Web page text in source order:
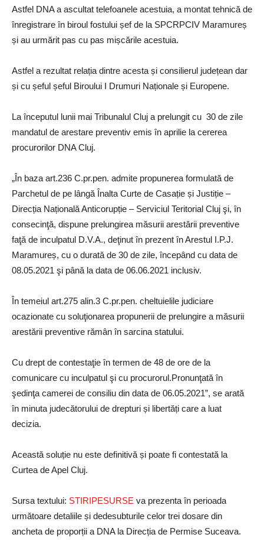
Astfel DNA a ascultat telefoanele acestuia, a montat tehnică de
înregistrare în biroul fostului șef de la SPCRPCIV Maramureș
și au urmărit pas cu pas mișcările acestuia.
Astfel a rezultat relația dintre acesta și consilierul județean dar
și cu șeful șeful Biroului I Drumuri Naționale și Europene.
La începutul lunii mai Tribunalul Cluj a prelungit cu 30 de zile
mandatul de arestare preventiv emis în aprilie la cererea
procurorilor DNA Cluj.
„În baza art.236 C.pr.pen. admite propunerea formulată de
Parchetul de pe lângă Înalta Curte de Casație și Justiție –
Direcția Națională Anticorupție – Serviciul Teritorial Cluj şi, în
consecinţă, dispune prelungirea măsurii arestării preventive
faţă de inculpatul D.V.A., deţinut în prezent în Arestul I.P.J.
Maramureș, cu o durată de 30 de zile, începând cu data de
08.05.2021 şi până la data de 06.06.2021 inclusiv.
În temeiul art.275 alin.3 C.pr.pen. cheltuielile judiciare
ocazionate cu soluţionarea propunerii de prelungire a măsurii
arestării preventive rămân în sarcina statului.
Cu drept de contestaţie în termen de 48 de ore de la
comunicare cu inculpatul şi cu procurorul.Pronunţată în
şedinţa camerei de consiliu din data de 06.05.2021”, se arată
în minuta judecătorului de drepturi și libertăți care a luat
decizia.
Această soluție nu este definitivă și poate fi contestată la
Curtea de Apel Cluj.
Sursa textului: STIRIPESURSE va prezenta în perioada
următoare detaliile și dedesubturile celor trei dosare din
ancheta de proporții a DNA la Direcția de Permise Suceava.